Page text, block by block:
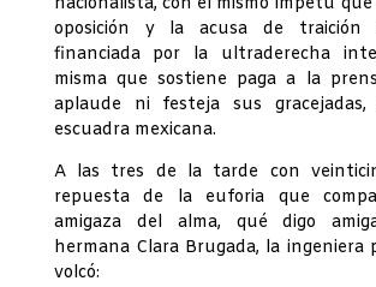
oposición y la acusa de
financiada por la ultraderecha
misma que sostiene paga a la
aplaude ni festeja sus
escuadra mexicana.
A las tres de la tarde con
repuesta de la euforia que
amigaza del alma, qué digo
hermana Clara Brugada, la ingeniera
volcó: